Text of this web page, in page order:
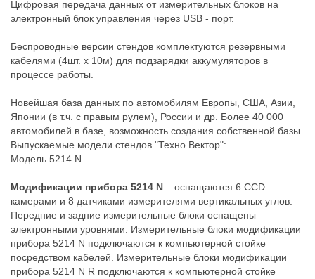
Цифровая передача данных от измерительных блоков на
электронный блок управления через USB - порт.
Беспроводные версии стендов комплектуются резервными
кабелями (4шт. х 10м) для подзарядки аккумуляторов в
процессе работы.
Новейшая база данных по автомобилям Европы, США, Азии,
Японии (в т.ч. с правым рулем), России и др. Более 40 000
автомобилей в базе, возможность создания собственной базы.
Выпускаемые модели стендов "Техно Вектор":
Модель 5214 N
Модификации прибора 5214 N – оснащаются 6 CCD
камерами и 8 датчиками измерителями вертикальных углов.
Передние и задние измерительные блоки оснащены
электронными уровнями. Измерительные блоки модификации
прибора 5214 N подключаются к компьютерной стойке
посредством кабелей. Измерительные блоки модификации
прибора 5214 N R подключаются к компьютерной стойке